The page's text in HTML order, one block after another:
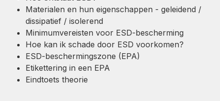
Materialen en hun eigenschappen - geleidend /
dissipatief / isolerend
Minimumvereisten voor ESD-bescherming
Hoe kan ik schade door ESD voorkomen?
ESD-beschermingszone (EPA)
Etikettering in een EPA
Eindtoets theorie